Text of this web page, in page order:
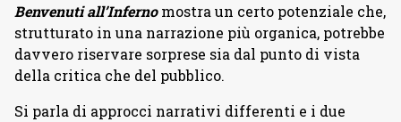
Benvenuti all’Infernomostra un certo potenziale che,
strutturato in una narrazione più organica, potrebbe
davvero riservare sorprese sia dal punto di vista
della critica che del pubblico.
Si parla di approcci narrativi differenti e i due